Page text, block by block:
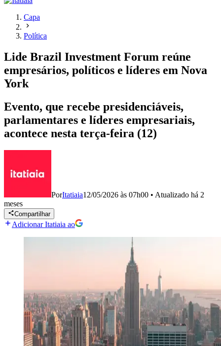
Capa
Política
Lide Brazil Investment Forum reúne
empresários, políticos e líderes em Nova
York
Evento, que recebe presidenciáveis,
parlamentares e líderes empresariais,
acontece nesta terça-feira (12)
PorItatiaia12/05/2026 às 07h00 • Atualizado há 2
meses
Compartilhar
Adicionar Itatiaia ao